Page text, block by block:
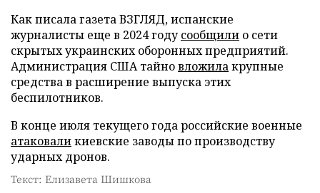
Как писала газета ВЗГЛЯД, испанские
журналисты еще в 2024 годусообщили о сети
скрытых украинских оборонных предприятий.
Администрация США тайновложилакрупные
средства в расширение выпуска этих
беспилотников.
В конце июля текущего года российские военные
атаковаликиевские заводы по производству
ударных дронов.
Текст: Елизавета Шишкова